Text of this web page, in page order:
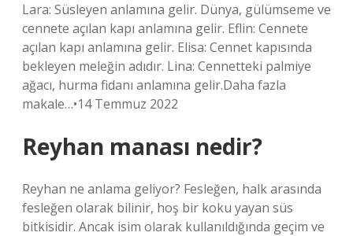
Lara: Süsleyen anlamına gelir. Dünya, gülümseme ve
cennete açılan kapı anlamına gelir. Eflin: Cennete
açılan kapı anlamına gelir. Elisa: Cennet kapısında
bekleyen meleğin adıdır. Lina: Cennetteki palmiye
ağacı, hurma fidanı anlamına gelir.Daha fazla
makale…•14 Temmuz 2022
Reyhan manası nedir?
Reyhan ne anlama geliyor? Fesleğen, halk arasında
fesleğen olarak bilinir, hoş bir koku yayan süs
bitkisidir. Ancak isim olarak kullanıldığında geçim ve